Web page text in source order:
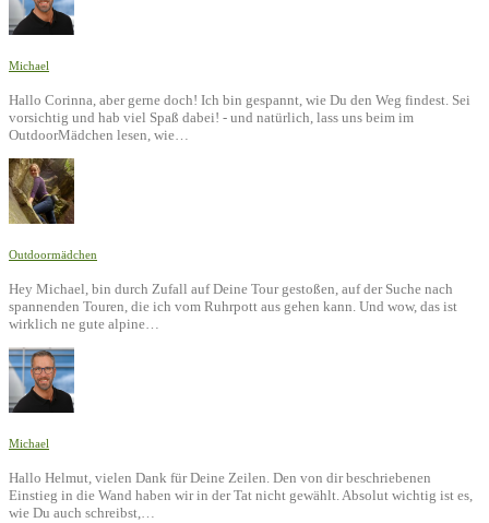
Michael
Hallo Corinna, aber gerne doch! Ich bin gespannt, wie Du den Weg findest. Sei
vorsichtig und hab viel Spaß dabei! - und natürlich, lass uns beim im
OutdoorMädchen lesen, wie…
Outdoormädchen
Hey Michael, bin durch Zufall auf Deine Tour gestoßen, auf der Suche nach
spannenden Touren, die ich vom Ruhrpott aus gehen kann. Und wow, das ist
wirklich ne gute alpine…
Michael
Hallo Helmut, vielen Dank für Deine Zeilen. Den von dir beschriebenen
Einstieg in die Wand haben wir in der Tat nicht gewählt. Absolut wichtig ist es,
wie Du auch schreibst,…